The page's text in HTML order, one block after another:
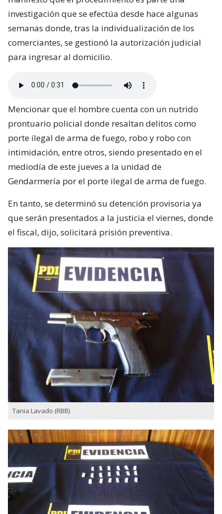
investigación que se efectúa desde hace algunas
semanas donde, tras la individualización de los
comerciantes, se gestionó la autorización judicial
para ingresar al domicilio.
Mencionar que el hombre cuenta con un nutrido
prontuario policial donde resaltan delitos como
porte ilegal de arma de fuego, robo y robo con
intimidación, entre otros, siendo presentado en el
mediodía de este jueves a la unidad de
Gendarmería por el porte ilegal de arma de fuego.
En tanto, se determinó su detención provisoria ya
que serán presentados a la justicia el viernes, donde
el fiscal, dijo, solicitará prisión preventiva.
Tania Lavado (RBB)